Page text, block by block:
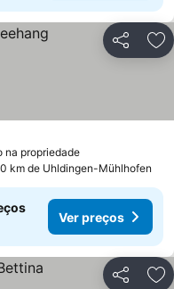
Partilhar
na propriedadeVer preços
km de Uhldingen-Mühlhofen
Ver preços
Partilhar